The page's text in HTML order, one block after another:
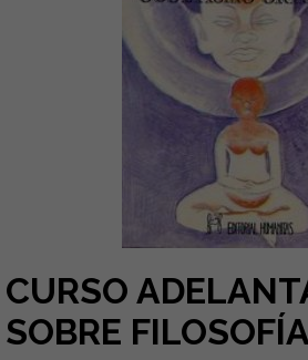
CURSO
SOBRE